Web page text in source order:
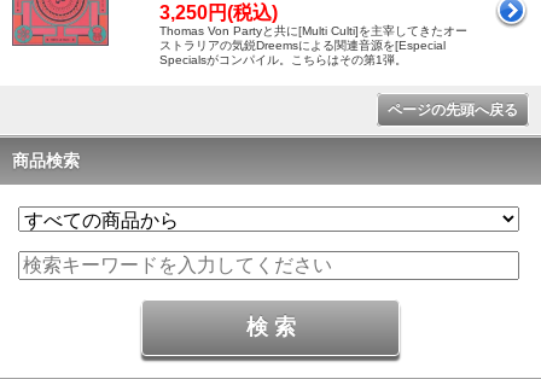
3,250円(税込)
Thomas Von Partyと共に[Multi Culti]を主宰してきたオー
ストラリアの気鋭Dreemsによる関連音源を[Especial
Specialsがコンパイル。こちらはその第1弾。
ページの先頭へ戻る
商品検索